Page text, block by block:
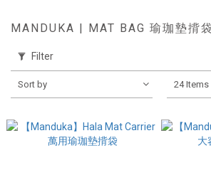
MANDUKA | MAT BAG 瑜珈墊揹袋
Filter
Sort by 24